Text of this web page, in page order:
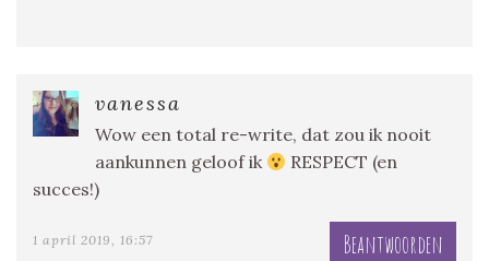
vanessa
Wow een total re-write, dat zou ik nooit
aankunnen geloof ik
RESPECT (en
succes!)
1 april 2019, 16:57 Beantwoorden